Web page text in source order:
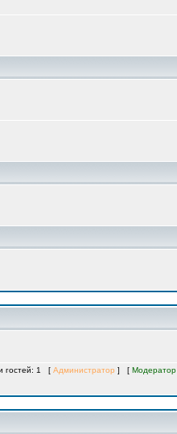
и гостей: 1 [ Администратор ] [ Модератор